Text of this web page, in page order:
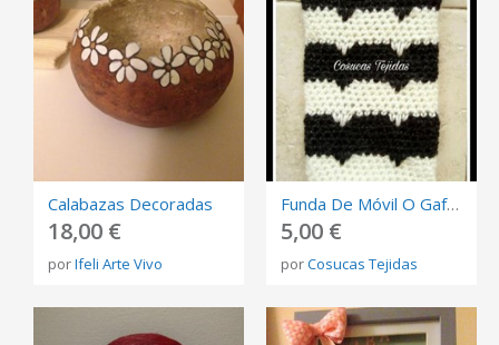
Calabazas Decoradas
18,00 €
porIfeli Arte Vivo
Funda De Móvil O Gafas
5,00 €
porCosucas Tejidas